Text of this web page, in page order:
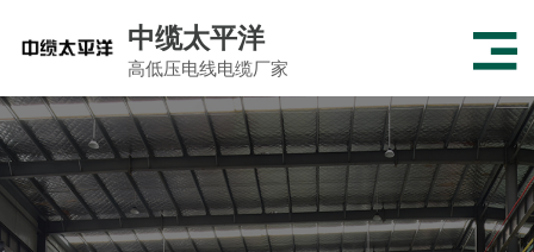
中缆太平洋
高低压电线电缆厂家